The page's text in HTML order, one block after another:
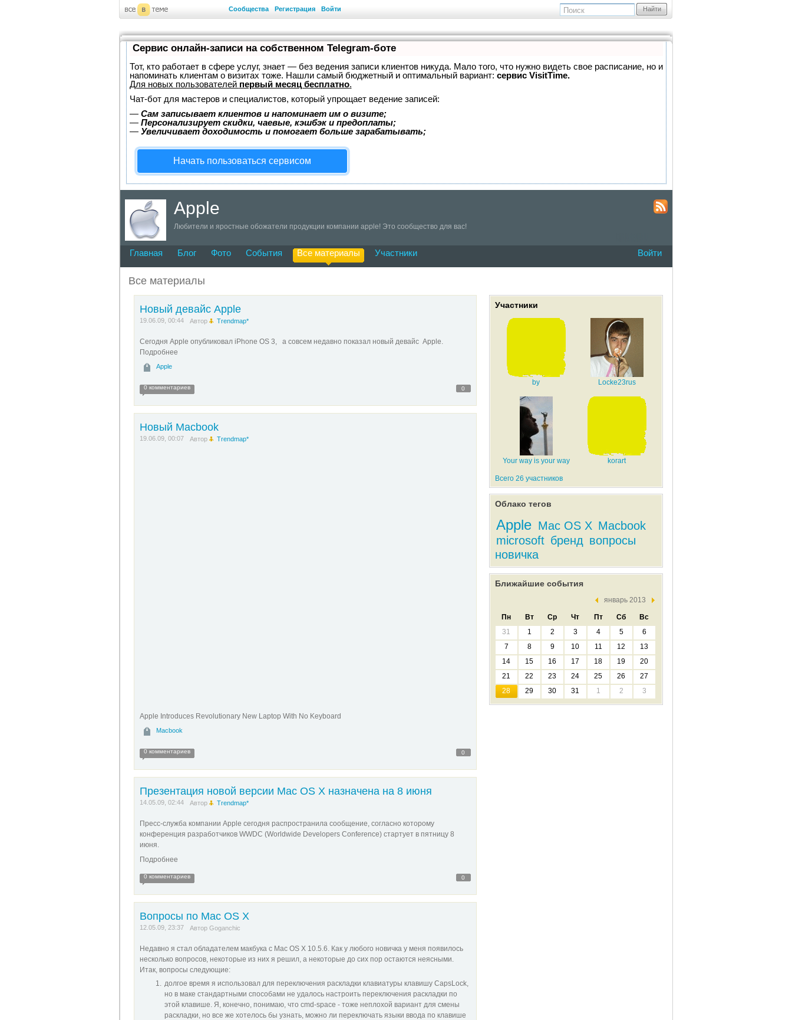
Сообщества Регистрация Войти Найти
Сервис онлайн-записи на собственном Telegram-боте
Тот, кто работает в сфере услуг, знает — без ведения записи клиентов никуда. Мало того, что нужно видеть свое расписание, но и
напоминать клиентам о визитах тоже. Нашли самый бюджетный и оптимальный вариант: сервис VisitTime.
Для новых пользователей первый месяц бесплатно.
Чат-бот для мастеров и специалистов, который упрощает ведение записей:
— Сам записывает клиентов и напоминает им о визите;
— Персонализирует скидки, чаевые, кэшбэк и предоплаты;
— Увеличивает доходимость и помогает больше зарабатывать;
Начать пользоваться сервисом
Apple
Любители и яростные обожатели продукции компании apple! Это сообщество для вас!
Главная Блог Фото События Все материалы Участники Войти
Все материалы
Новый девайс Apple
19.06.09, 00:44 Автор Trendmap*
Сегодня Apple опубликовал iPhone OS 3, а совсем недавно показал новый девайс Apple.
Подробнее
Apple
0
0 комментариев
Новый Macbook
19.06.09, 00:07 Автор Trendmap*
Apple Introduces Revolutionary New Laptop With No Keyboard
Macbook
0
0 комментариев
Презентация новой версии Mac OS X назначена на 8 июня
14.05.09, 02:44 Автор Trendmap*
Пресс-служба компании Apple сегодня распространила сообщение, согласно которому
конференция разработчиков WWDC (Worldwide Developers Conference) стартует в пятницу 8
июня.
Подробнее
0
0 комментариев
Вопросы по Mac OS X
12.05.09, 23:37 Автор Goganchic
Недавно я стал обладателем макбука с Mac OS X 10.5.6. Как у любого новичка у меня появилось
несколько вопросов, некоторые из них я решил, а некоторые до сих пор остаются неясными.
Итак, вопросы следующие:
долгое время я использовал для переключения раскладки клавиатуры клавишу CapsLock,
но в маке стандартными способами не удалось настроить переключения раскладки по
этой клавише. Я, конечно, понимаю, что cmd-space - тоже неплохой вариант для смены
раскладки, но все же хотелось бы узнать, можно ли переключать языки ввода по клавише
Участники
by Locke23rus
Your way is your way korart
Всего 26 участников
Облако тегов
Apple Mac OS X Macbook
microsoft бренд вопросы
новичка
Ближайшие события
январь 2013
Пн Вт Ср Чт Пт Сб
Вс
31
1 2 3 4 5
6
7
8 9 10 11 12
13
14
15 16 17 18 19
20
21
22 23 24 25 26
27
28
29 30 31 1 2 3